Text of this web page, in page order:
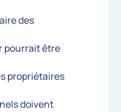
des
pourrait être
propriétaires
doivent